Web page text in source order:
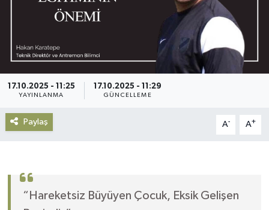
17.10.2025 - 11:25
YAYINLANMA
17.10.2025 - 11:29
GÜNCELLEME
Paylaş A- A+
“Hareketsiz Büyüyen Çocuk, Eksik Gelişen
Gündem
Haberde İnsan
Kültür-Sanat
Magazin
Politika